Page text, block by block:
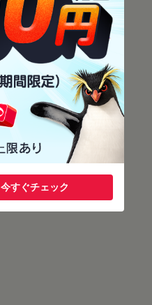
今すぐチェック